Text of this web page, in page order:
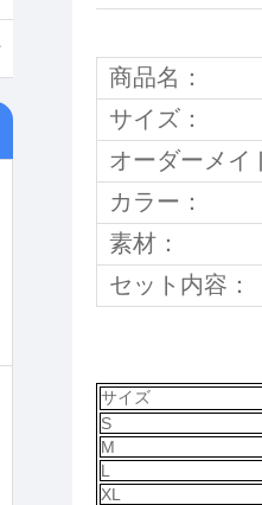
商品名：
サイズ：
オーダーメイ
カラー：
素材：
セット内容：
サイズ
S
M
L
XL